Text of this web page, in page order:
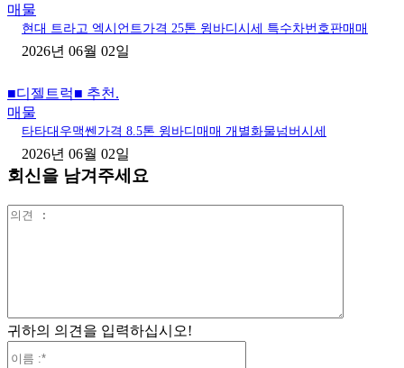
매물
현대 트라고 엑시언트가격 25톤 윙바디시세 특수차번호판매매
2026년 06월 02일
■디젤트럭■ 추천.
매물
타타대우맥쎈가격 8.5톤 윙바디매매 개별화물넘버시세
2026년 06월 02일
회신을 남겨주세요
귀하의 의견을 입력하십시오!